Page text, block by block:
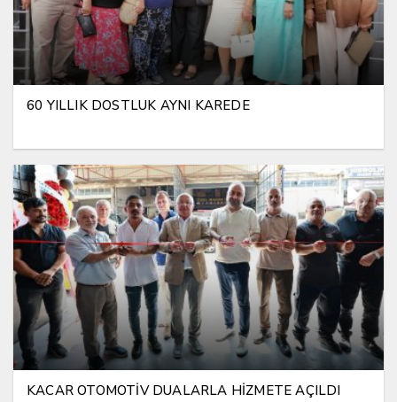
60 YILLIK DOSTLUK AYNI KAREDE
KACAR OTOMOTİV DUALARLA HİZMETE AÇILDI